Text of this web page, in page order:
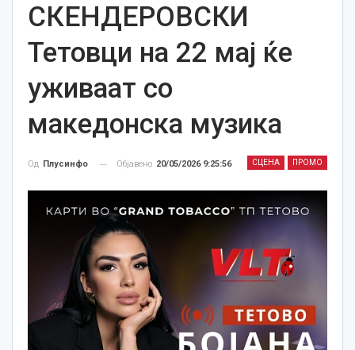
СКЕНДЕРОВСКИ
Тетовци на 22 мај ќе
уживаат со
македонска музика
СЦЕНА ПРОМО
Од Плусинфо Објавено 20/05/2026 9:25:56